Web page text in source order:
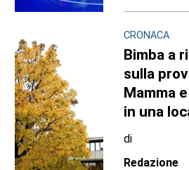
CRONACA
Bimba a
sulla
Mamma
in una
di
Redazione